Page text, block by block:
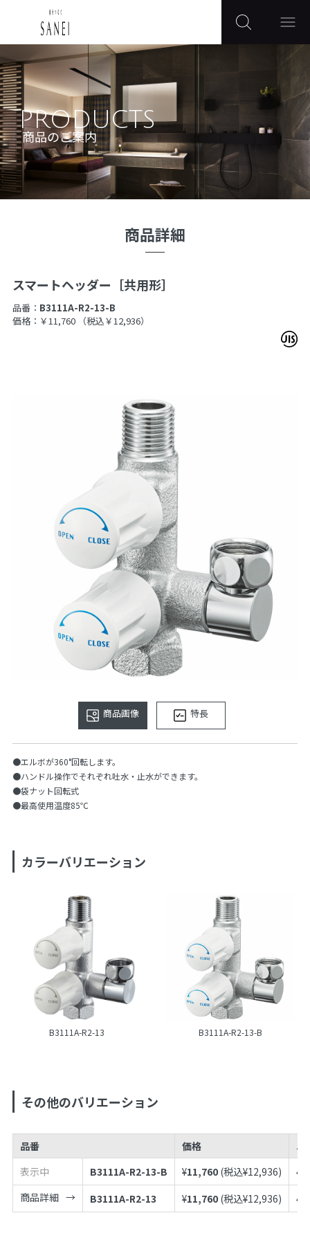
PRODUCTS
商品のご案内
商品詳細
スマートヘッダー［共用形］
品番： B3111A-R2-13-B
価格：￥11,760
（税込￥12,936）
商品画像 特長
●エルボが360°回転します。
●ハンドル操作でそれぞれ吐水・止水ができます。
●袋ナット回転式
●最高使用温度85℃
カラーバリエーション
B3111A-R2-13 B3111A-R2-13-B
その他のバリエーション
品番 価格
表示中
B3111A-R2-13-B ¥11,760 (税込¥12,936)
商品詳細
B3111A-R2-13 ¥11,760 (税込¥12,936)